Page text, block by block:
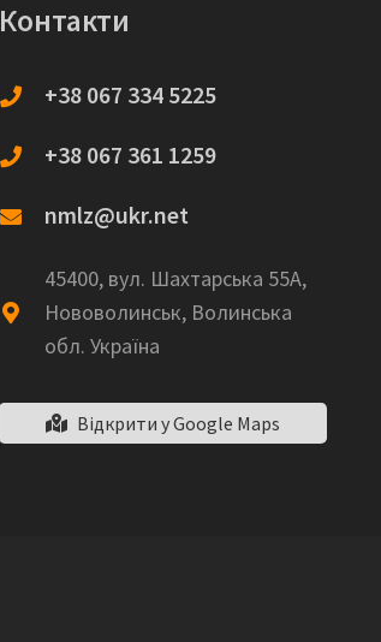
Контакти
+38 067 334 5225
+38 067 361 1259
nmlz@ukr.net
45400, вул. Шахтарська 55А,
Нововолинськ, Волинська
обл. Україна
Відкрити у Google Maps